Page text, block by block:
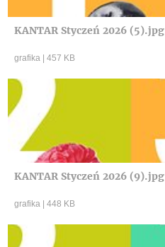
KANTAR Styczeń 2026 (5).jpg
grafika | 457 KB
KANTAR Styczeń 2026 (9).jpg
grafika | 448 KB